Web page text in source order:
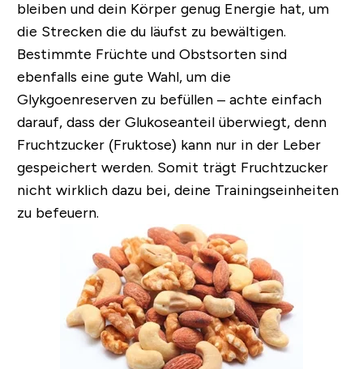
bleiben und dein Körper genug Energie hat, um
die Strecken die du läufst zu bewältigen.
Bestimmte Früchte und Obstsorten sind
ebenfalls eine gute Wahl, um die
Glykgoenreserven zu befüllen – achte einfach
darauf, dass der Glukoseanteil überwiegt, denn
Fruchtzucker (Fruktose) kann nur in der Leber
gespeichert werden. Somit trägt Fruchtzucker
nicht wirklich dazu bei, deine Trainingseinheiten
zu befeuern.